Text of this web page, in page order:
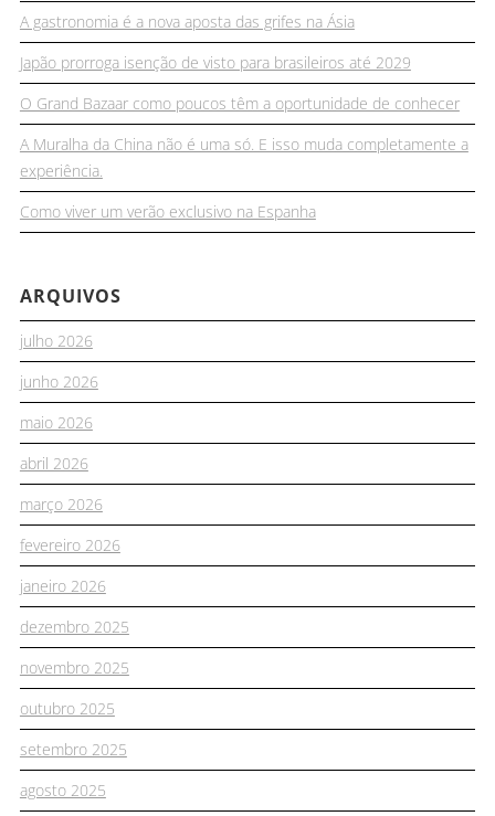
A gastronomia é a nova aposta das grifes na Ásia
Japão prorroga isenção de visto para brasileiros até 2029
O Grand Bazaar como poucos têm a oportunidade de conhecer
A Muralha da China não é uma só. E isso muda completamente a
experiência.
Como viver um verão exclusivo na Espanha
ARQUIVOS
julho 2026
junho 2026
maio 2026
abril 2026
março 2026
fevereiro 2026
janeiro 2026
dezembro 2025
novembro 2025
outubro 2025
setembro 2025
agosto 2025